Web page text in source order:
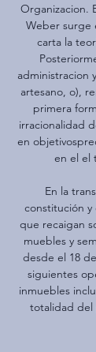
Organizacion.
Weber surge
carta la
administracion
artesano, o),
primera
irracionalidad
en
en el el
En la
constitución y
que recaigan
muebles y
desde el 18
siguientes
inmuebles
totalidad del